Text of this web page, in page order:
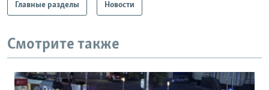
Главные разделы Новости
Смотрите также